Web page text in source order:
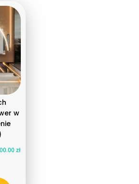
w
zł